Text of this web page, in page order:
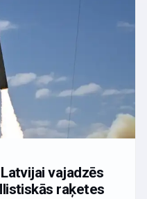
vajadzēs
raķetes